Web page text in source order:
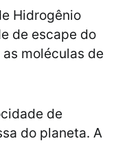
Hidrogênio
de escape do
moléculas de
de
do planeta. A